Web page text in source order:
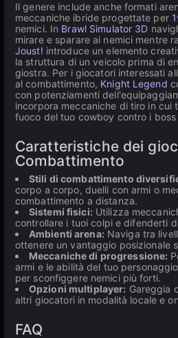
Il genere include anche formati
meccaniche ibride progettate per
nemici. In Brawl Simulator 3D
mirare e sparare ai nemici mentre
Joust! introduce un elemento
la struttura di un veicolo prima di
giostra. Per i giocatori interessati
al combattimento, Knight Legend
con potenziamenti
incorpora meccaniche di tiro in cui
fuoco del tuo cowboy contro i boss
Caratteristiche dei
Combattimento
Stili di combattimento
corpo a corpo, duelli con armi o
combattimento a distanza.
Sistemi fisici: Utilizza
controllare i tuoi colpi e difenderti
Ambienti arena: Naviga tra
ottenere un vantaggio posizionale
Meccaniche di progressione:
armi e le abilità del tuo
per sconfiggere nemici più forti.
Opzioni multiplayer: Gareggia
altri giocatori in modalità locale e
FAQ